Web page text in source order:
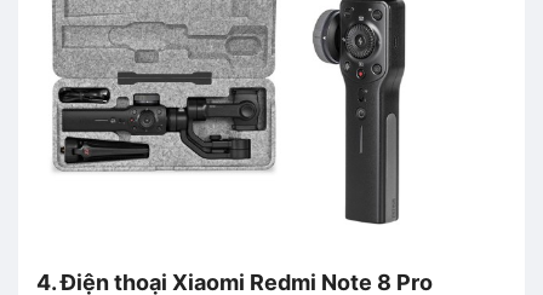
4. Điện thoại Xiaomi Redmi Note 8 Pro